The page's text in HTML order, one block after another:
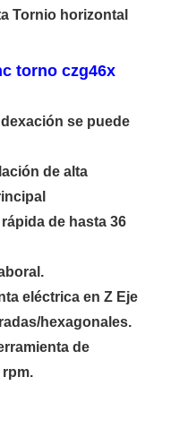
Tornio horizontal
torno czg46x
se puede
de alta
de hasta 36
eléctrica en Z Eje
hexagonales.
de
rpm.